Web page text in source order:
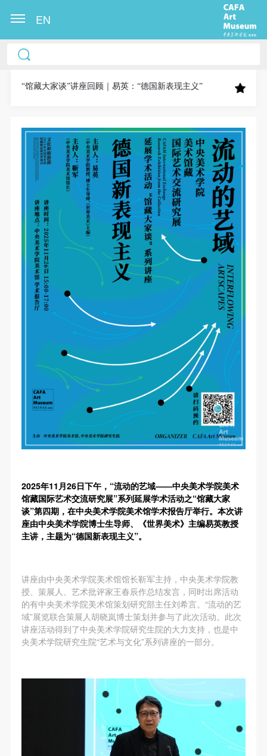
EN
“馆藏大家谈”讲座回顾｜易英：“德国新表现主义”
2025年11月26日下午，“流动的艺域——中央美术学院美术
馆藏国际艺术交流研究展”系列延展学术活动之“馆藏大家
谈”第四期，在中央美术学院美术馆学术报告厅举行。本次讲
座由中央美术学院博士生导师、《世界美术》主编易英教授
主讲，主题为“德国新表现主义”。
讲座由中央美术学院美术馆馆长靳军主持，中央美术学院教
授、策展人、艺术批评家王春辰作总结发言，同时出席活动
的有中央美术学院美术馆策划研究部主任刘希言。“流动的艺
域”展览联合策展人胡晓岚博士策划并参与了此次活动。此次
讲座活动得到了中央美术学院研究生院的大力支持，也是中
央美术学院研究生院“艺术与文化”系列讲座的一部分。
中央美术学院美术馆出版授权协议书
称“CAFAM”），愿意将本人参与中央美术学院美术馆
果（如参与工作坊创作的作品）提交中央美术学院用
作发表、出版。中央美术学院可以以电子、网络及其
它数字媒体形式公开出版，并同意编入《中国知识资
源总库》《中央美术学院资料库》《中央美术学院美
术馆资料库》等相关资料、文献、档案机构和平台，
在中央美术学院中使用和在互联网上传播，同意按相
关“章程”规定享受相关权益。
中央美术学院美术馆活动安全免责协议书
第一条
本次活动公平公正、自愿参加与退出、风险与责任自
负的原则。但活动有风险，参加者应有必要的风险意
参加本次活动者必须遵守中华人民共和国的相关法
律、法规，必须遵循道德和社会公德规范，并应该具
备以人为本、团结友爱、互相帮助和助人为乐的良好
品质。
参加本次活动人员应该是成年人（具有完全民事行为
第四条
参加活动者在此次活动期间的人身安全责任自负。鼓
励参加者自行购买人身安全保险。活动中一旦出现事
故，活动中任何非事故当事人及美术馆将不承担人身
成员应当积极主动的组织实施救援工作，但对事故本
身不承担任何法律责任和经济责任。参加本次活动者
的人身安全不负有民事及相关连带责任。
第五条
参加活动者在此次活动期间应主动遵守美术馆活动秩
地、空间、艺术品、衍生品等受到不同程度的损失、
破坏。活动中任何非事故当事人及美术馆将不承担相
应的责任与损失，应由参与活动者根据相应的法律条
文、组织规定进行协商和赔偿。并追究相应的法律责
中央美术学院美术馆出版授权协议书
称“CAFAM”），愿意将本人参与中央美术学院美术馆
果（如参与工作坊创作的作品）提交中央美术学院用
作发表、出版。中央美术学院可以以电子、网络及其
它数字媒体形式公开出版，并同意编入《中国知识资
源总库》《中央美术学院资料库》《中央美术学院美
术馆资料库》等相关资料、文献、档案机构和平台，
在中央美术学院中使用和在互联网上传播，同意按相
关“章程”规定享受相关权益。
中央美术学院美术馆活动安全免责协议书
第一条
本次活动公平公正、自愿参加与退出、风险与责任自
负的原则。但活动有风险，参加者应有必要的风险意
参加本次活动者必须遵守中华人民共和国的相关法
律、法规，必须遵循道德和社会公德规范，并应该具
备以人为本、团结友爱、互相帮助和助人为乐的良好
品质。
参加本次活动人员应该是成年人（具有完全民事行为
第四条
参加活动者在此次活动期间的人身安全责任自负。鼓
励参加者自行购买人身安全保险。活动中一旦出现事
故，活动中任何非事故当事人及美术馆将不承担人身
成员应当积极主动的组织实施救援工作，但对事故本
身不承担任何法律责任和经济责任。参加本次活动者
的人身安全不负有民事及相关连带责任。
第五条
参加活动者在此次活动期间应主动遵守美术馆活动秩
地、空间、艺术品、衍生品等受到不同程度的损失、
破坏。活动中任何非事故当事人及美术馆将不承担相
应的责任与损失，应由参与活动者根据相应的法律条
文、组织规定进行协商和赔偿。并追究相应的法律责
中央美术学院美术馆出版授权协议书
称“CAFAM”），愿意将本人参与中央美术学院美术馆
果（如参与工作坊创作的作品）提交中央美术学院用
作发表、出版。中央美术学院可以以电子、网络及其
它数字媒体形式公开出版，并同意编入《中国知识资
源总库》《中央美术学院资料库》《中央美术学院美
术馆资料库》等相关资料、文献、档案机构和平台，
在中央美术学院中使用和在互联网上传播，同意按相
关“章程”规定享受相关权益。
中央美术学院美术馆活动安全免责协议书
第一条
本次活动公平公正、自愿参加与退出、风险与责任自
负的原则。但活动有风险，参加者应有必要的风险意
参加本次活动者必须遵守中华人民共和国的相关法
律、法规，必须遵循道德和社会公德规范，并应该具
备以人为本、团结友爱、互相帮助和助人为乐的良好
品质。
参加本次活动人员应该是成年人（具有完全民事行为
第四条
参加活动者在此次活动期间的人身安全责任自负。鼓
励参加者自行购买人身安全保险。活动中一旦出现事
故，活动中任何非事故当事人及美术馆将不承担人身
成员应当积极主动的组织实施救援工作，但对事故本
身不承担任何法律责任和经济责任。参加本次活动者
的人身安全不负有民事及相关连带责任。
第五条
参加活动者在此次活动期间应主动遵守美术馆活动秩
地、空间、艺术品、衍生品等受到不同程度的损失、
破坏。活动中任何非事故当事人及美术馆将不承担相
应的责任与损失，应由参与活动者根据相应的法律条
文、组织规定进行协商和赔偿。并追究相应的法律责